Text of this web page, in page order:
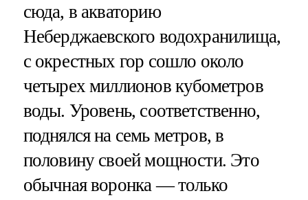
сюда, в акваторию
Неберджаевского водохранилища,
с окрестных гор сошло около
четырех миллионов кубометров
воды. Уровень, соответственно,
поднялся на семь метров, в
половину своей мощности. Это
обычная воронка — только